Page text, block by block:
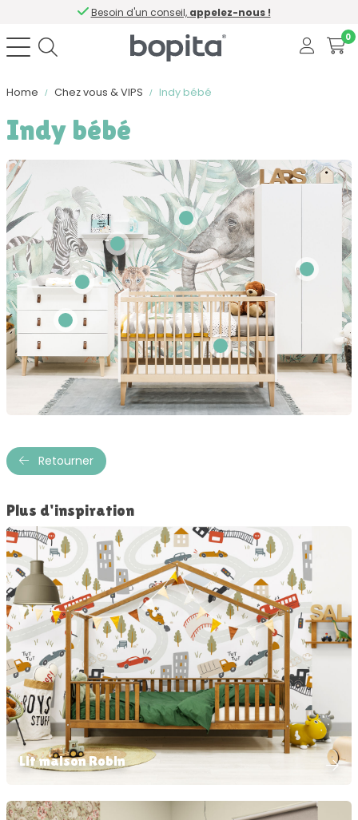
Besoin d'un conseil, appelez-nous !
0
Home Chez vous & VIPS Indy bébé
Indy bébé
Retourner
Plus d'inspiration
Lit maison Robin